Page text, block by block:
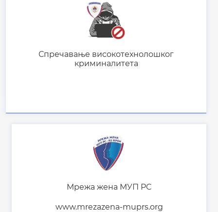
Спречавање високотехнолошког
криминалитета
Мрежа жена МУП РС
www.mrezazena-muprs.org